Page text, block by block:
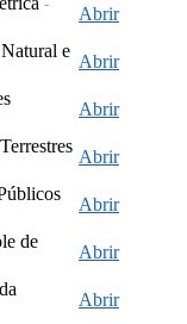
-
Abrir
e
Abrir
Abrir
Abrir
Abrir
de
Abrir
Abrir